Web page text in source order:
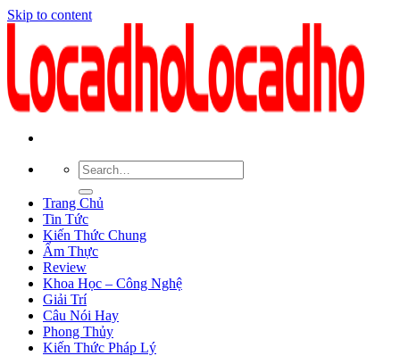
Skip to content
Trang Chủ
Tin Tức
Kiến Thức Chung
Ẩm Thực
Review
Khoa Học – Công Nghệ
Giải Trí
Câu Nói Hay
Phong Thủy
Kiến Thức Pháp Lý